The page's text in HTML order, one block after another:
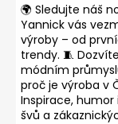
🌍 Sledujte náš
Yannick vás
výroby – od
trendy. 🧵
módním
proč je výroba v
Inspirace, humor
švů a